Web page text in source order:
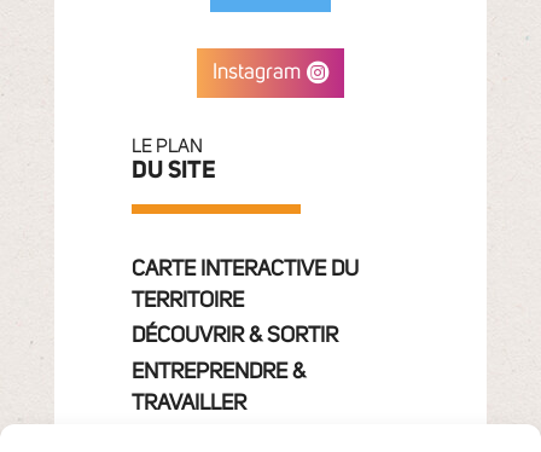
Instagram
LE PLAN
DU SITE
CARTE INTERACTIVE DU
TERRITOIRE
DÉCOUVRIR & SORTIR
ENTREPRENDRE &
TRAVAILLER